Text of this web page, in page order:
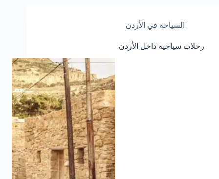
السياحة في الأردن
رحلات سياحية داخل الأردن